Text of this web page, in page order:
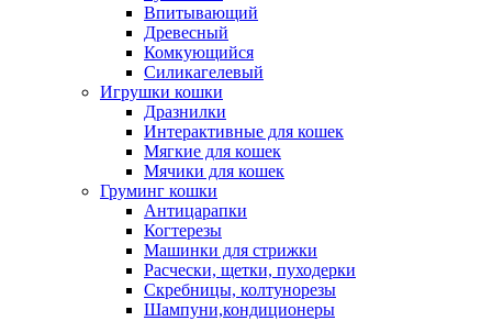
Впитывающий
Древесный
Комкующийся
Силикагелевый
Игрушки кошки
Дразнилки
Интерактивные для кошек
Мягкие для кошек
Мячики для кошек
Груминг кошки
Антицарапки
Когтерезы
Машинки для стрижки
Расчески, щетки, пуходерки
Скребницы, колтунорезы
Шампуни,кондиционеры